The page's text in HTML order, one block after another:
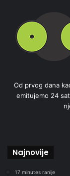
Od prvog dana
emitujemo 24
Najnovije
17 minutes ranije